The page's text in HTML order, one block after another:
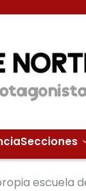
Secciones